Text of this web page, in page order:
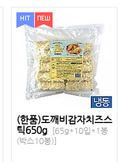
(한품)도깨비감자치즈스
틱650g
[65g*10입*1봉
(박스10봉)]